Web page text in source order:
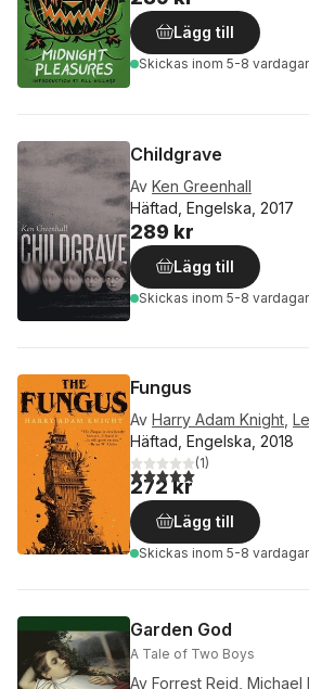
Lägg till
Skickas inom 5-8 vardagar
Childgrave
Av Ken Greenhall
Häftad, Engelska, 2017
289 kr
Lägg till
Skickas inom 5-8 vardagar
Fungus
Av Harry Adam Knight
Häftad, Engelska, 2018
5,0utav 5 stjärnor. Totalt
(1)
272 kr
Lägg till
Skickas inom 5-8 vardagar
Garden God
A Tale of Two Boys
Av Forrest Reid Michael